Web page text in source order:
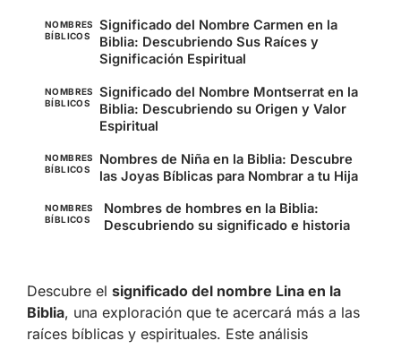
NOMBRES
BÍBLICOS
Significado del Nombre Carmen en la
Biblia: Descubriendo Sus Raíces y
Significación Espiritual
NOMBRES
BÍBLICOS
Significado del Nombre Montserrat en la
Biblia: Descubriendo su Origen y Valor
Espiritual
NOMBRES
BÍBLICOS
Nombres de Niña en la Biblia: Descubre
las Joyas Bíblicas para Nombrar a tu Hija
NOMBRES
BÍBLICOS
Nombres de hombres en la Biblia:
Descubriendo su significado e historia
Descubre el significado del nombre Lina en la
Biblia, una exploración que te acercará más a las
raíces bíblicas y espirituales. Este análisis